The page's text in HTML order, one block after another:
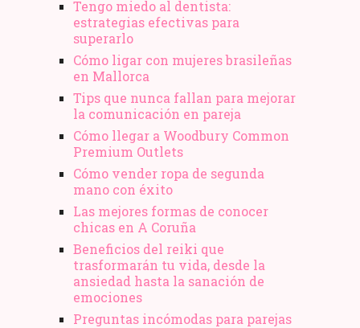
Tengo miedo al dentista:
estrategias efectivas para
superarlo
Cómo ligar con mujeres brasileñas
en Mallorca
Tips que nunca fallan para mejorar
la comunicación en pareja
Cómo llegar a Woodbury Common
Premium Outlets
Cómo vender ropa de segunda
mano​ con éxito
Las mejores formas de conocer
chicas en A Coruña
Beneficios del reiki que
trasformarán tu vida, desde la
ansiedad hasta la sanación de
emociones
Preguntas incómodas para parejas